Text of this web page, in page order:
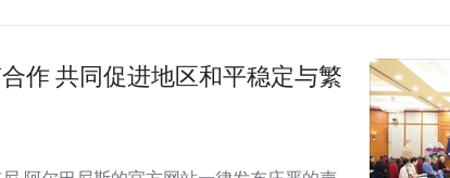
作 共同促进地区和平稳定与繁